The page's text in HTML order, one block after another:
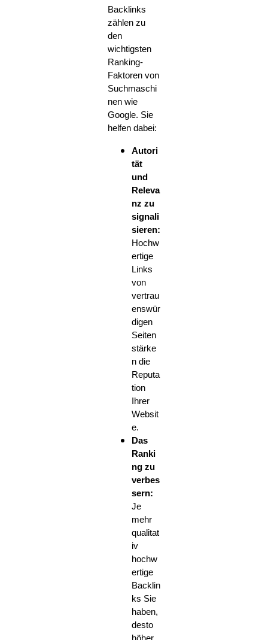
Backlinks
zählen zu
den
wichtigsten
Ranking-
Faktoren von
Suchmaschi
nen wie
Google. Sie
helfen dabei:
Autori
tät
und
Releva
nz zu
signali
sieren:
Hochw
ertige
Links
von
vertrau
enswür
digen
Seiten
stärke
n die
Reputa
tion
Ihrer
Websit
e.
Das
Ranki
ng zu
verbes
sern:
Je
mehr
qualitat
iv
hochw
ertige
Backlin
ks Sie
haben,
desto